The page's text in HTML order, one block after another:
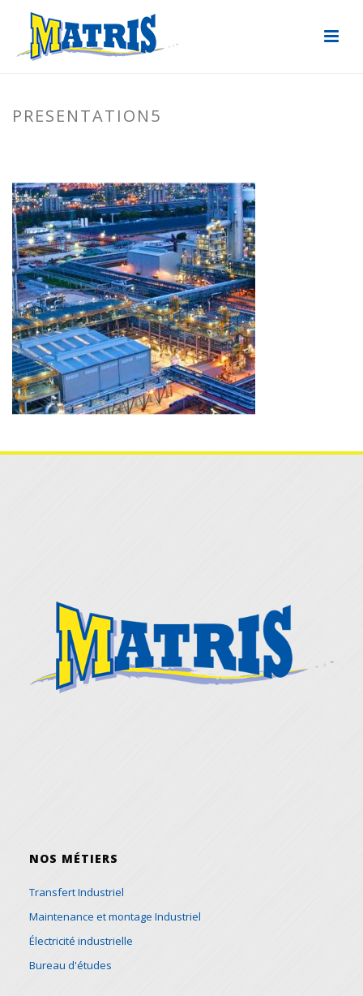
PRESENTATION5
NOS MÉTIERS
Transfert Industriel
Maintenance et montage Industriel
Électricité industrielle
Bureau d'études